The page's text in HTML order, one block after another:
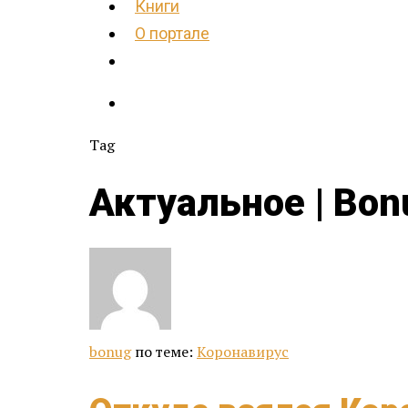
Книги
О портале
Tag
Актуальное |
bonug по теме: Коронавирус